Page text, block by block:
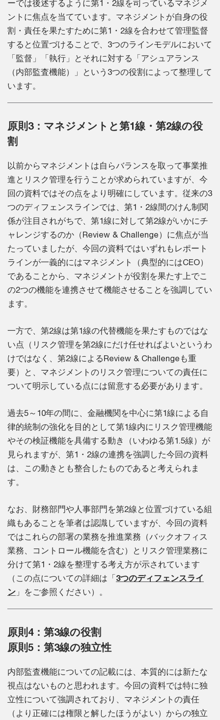
ーでは後述するように第1・2線を司っているマネジメ
ントに焦点を当てています。マネジメントが自身の役
割・責任を果たすために第1・2線を合わせて管理監督
すると位置づけることで、3つのラインモデルにおいて
「監督」「執行」とそれに対する「アシュアランス
（内部監査機能）」という3つの役割によって整理して
います。
原則3：マネジメントと第1線・第2線の役
割
以前からマネジメントは自らバランスを取って事業推
進とリスク管理を行うことが求められていますが、今
回の資料ではその点をより明確にしています。従来の3
つのディフェンスラインでは、第1・2線間のけん制関
係が注目されがちで、第1線に対して第2線がいかにチ
ャレンジするのか（Review & Challenge）に焦点が当
たっていましたが、今回の資料ではいずれもレポート
ラインが一義的にはマネジメント（典型的にはCEO）
であることから、マネジメントが役割を果たす上でこ
の2つの機能を連携させて機能させることを強調してい
ます。
一方で、第2線は第1線の代替機能を果たすものではな
い点（リスク管理を第2線にだけ任せればよいというわ
けではなく、第2線によるReview & Challengeも重
要）と、マネジメントのリスク管理についての責任に
ついて明示している点には留意する必要があります。
過去5～10年の間に、金融機関を中心に第1線による自
律的統制の強化を目的として第1線内にリスク管理機能
やその検証機能を具備する動き（いわゆる第1.5線）が
見られますが、第1・2線の連携を強調した今回の資料
は、この動きとも整合したものであると考えられま
す。
なお、財務部門や人事部門を第2線と位置づけている組
織もあることを筆者は認識していますが、今回の資料
ではこれらの部署の業務を推進業務（バックオフィス
業務、コントロール機能を含む）とリスク管理業務に
分けて第1・2線を整理する考え方が示されています
（この点についての詳細は「3つのディフェンスライ
ン 」をご参照ください）。
原則4：第3線の役割
原則5：第3線の独立性
内部監査機能についての記載には、本質的には新たな
視点はないものと思われます。今回の資料では特に独
立性について強調されており、マネジメントの責任
（より正確には権限と解したほうがよい）からの独立